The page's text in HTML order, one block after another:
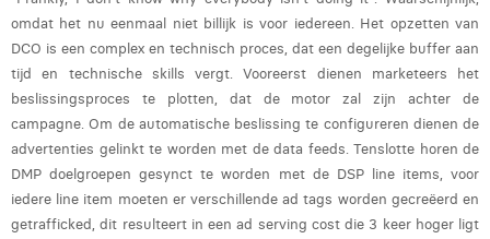
omdat het nu eenmaal niet billijk is voor iedereen. Het opzetten van
DCO is een complex en technisch proces, dat een degelijke buffer aan
tijd en technische skills vergt. Vooreerst dienen marketeers het
beslissingsproces te plotten, dat de motor zal zijn achter de
campagne. Om de automatische beslissing te configureren dienen de
advertenties gelinkt te worden met de data feeds. Tenslotte horen de
DMP doelgroepen gesynct te worden met de DSP line items, voor
iedere line item moeten er verschillende ad tags worden gecreëerd en
getrafficked, dit resulteert in een ad serving cost die 3 keer hoger ligt